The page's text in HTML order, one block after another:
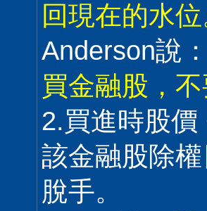
回現在的水
Anderson說
買金融股，
2.買進時股
該金融股除
脫手。